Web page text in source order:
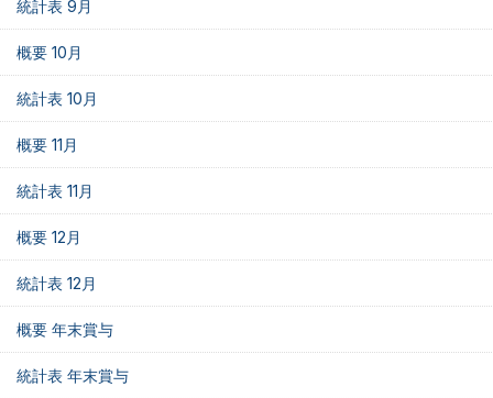
統計表 9月
概要 10月
統計表 10月
概要 11月
統計表 11月
概要 12月
統計表 12月
概要 年末賞与
統計表 年末賞与